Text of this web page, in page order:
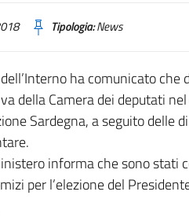
Tipologia:News
ha comunicato che
della Camera dei deputati
Sardegna, a seguito delle
informa che sono stati
per l’elezione del